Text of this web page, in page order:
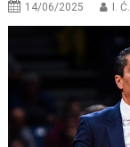
14/06/2025 I. Ć.